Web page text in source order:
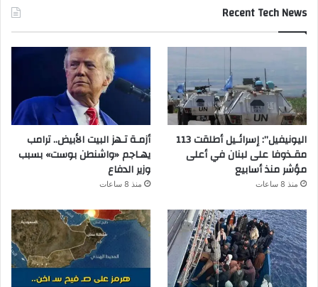
Recent Tech News
اليونيفيل”: إسرائـيل أطلقت 113
مقـذوفا على لبنان في أعلى
مؤشر منذ أسابيع
منذ 8 ساعات
أزمـة تـهز البيت الأبيض.. ترامب
يهـاجم «واشنطن بوست» بسبب
وزير الدفاع
منذ 8 ساعات